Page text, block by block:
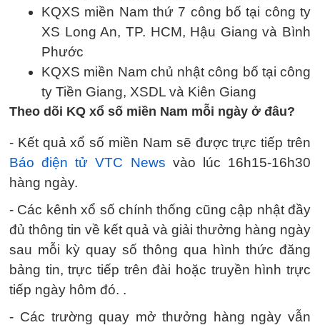
KQXS miền Nam thứ 7 công bố tại công ty
XS Long An, TP. HCM, Hậu Giang và Bình
Phước
KQXS miền Nam chủ nhật công bố tại công
ty Tiền Giang, XSDL và Kiên Giang
Theo dõi KQ xổ số miền Nam mỗi ngày ở đâu?
- Kết quả xổ số miền Nam sẽ được trực tiếp trên
Báo điện tử VTC News vào lúc 16h15-16h30
hàng ngày.
- Các kênh xổ số chính thống cũng cập nhật đầy
đủ thông tin về kết quả và giải thưởng hàng ngày
sau mỗi kỳ quay số thông qua hình thức đăng
bảng tin, trực tiếp trên đài hoặc truyền hình trực
tiếp ngày hôm đó. .
- Các trường quay mở thưởng hàng ngày vẫn